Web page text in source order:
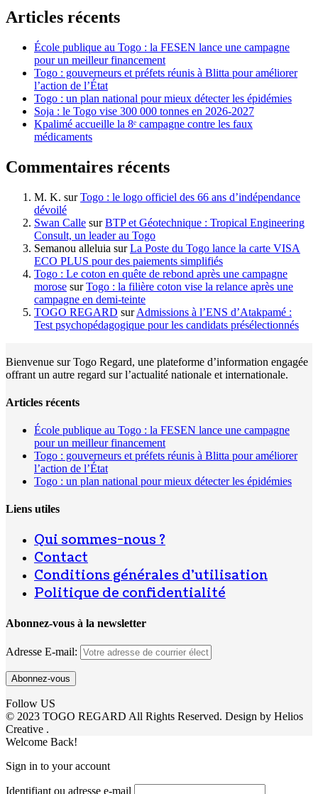
Articles récents
École publique au Togo : la FESEN lance une campagne
pour un meilleur financement
Togo : gouverneurs et préfets réunis à Blitta pour améliorer
l’action de l’État
Togo : un plan national pour mieux détecter les épidémies
Soja : le Togo vise 300 000 tonnes en 2026-2027
Kpalimé accueille la 8ᵉ campagne contre les faux
médicaments
Commentaires récents
M. K. surTogo : le logo officiel des 66 ans d’indépendance
dévoilé
Swan Calle surBTP et Géotechnique : Tropical Engineering
Consult, un leader au Togo
Semanou alleluia surLa Poste du Togo lance la carte VISA
ECO PLUS pour des paiements simplifiés
Togo : Le coton en quête de rebond après une campagne
morose surTogo : la filière coton vise la relance après une
campagne en demi-teinte
TOGO REGARD surAdmissions à l’ENS d’Atakpamé :
Test psychopédagogique pour les candidats présélectionnés
Bienvenue sur Togo Regard, une plateforme d’information engagée
offrant un autre regard sur l’actualité nationale et internationale.
Articles récents
École publique au Togo : la FESEN lance une campagne
pour un meilleur financement
Togo : gouverneurs et préfets réunis à Blitta pour améliorer
l’action de l’État
Togo : un plan national pour mieux détecter les épidémies
Liens utiles
Qui sommes-nous ?
Contact
Conditions générales d’utilisation
Politique de confidentialité
Abonnez-vous à la newsletter
Adresse E-mail:
Follow US
© 2023 TOGO REGARD All Rights Reserved. Design by Helios
Creative .
Welcome Back!
Sign in to your account
Identifiant ou adresse e-mail